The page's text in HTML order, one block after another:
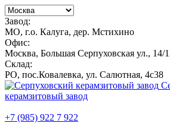
Завод:
МО, г.о. Калуга, дер. Мстихино
Офис:
Москва, Большая Серпуховская ул., 14/
Склад:
РО, пос.Ковалевка, ул. Салютная, 4с38
керамзитовый завод
+7 (985) 922 7 922